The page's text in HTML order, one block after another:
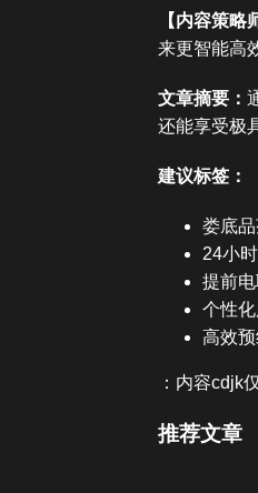
【内容策略
来更智能高
文章摘要：
还能享受极
建议标签：
娄底
24小
提前
个性
高效
：内容cdjk
推荐文章